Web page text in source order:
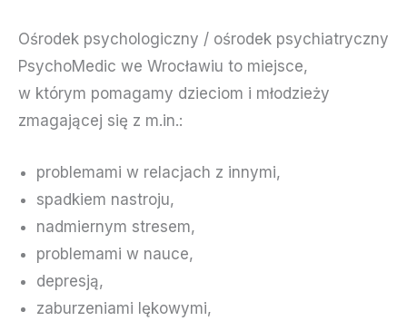
Ośrodek psychologiczny / ośrodek psychiatryczny
PsychoMedic we Wrocławiu to miejsce,
w którym pomagamy dzieciom i młodzieży
zmagającej się z m.in.:
problemami w relacjach z innymi,
spadkiem nastroju,
nadmiernym stresem,
problemami w nauce,
depresją,
zaburzeniami lękowymi,